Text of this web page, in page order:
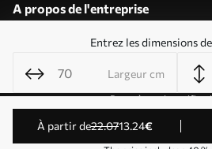
Entrez les dimensions
Largeur cm
à partir de22.0713.24€
A propos de l'entreprise
Modifier les autorisations
Paramètres de
© 2011-2026 Uwalls . Tous droits
KLW Sp. z o.o. Numéro de